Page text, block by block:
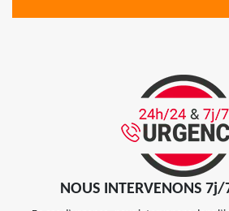
NOUS INTERVENONS